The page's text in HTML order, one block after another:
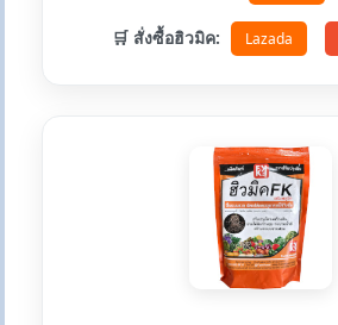
🛒 สั่งซื้อฮิวมิค: Lazada